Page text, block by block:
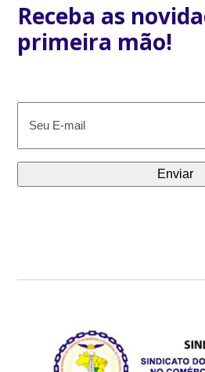
Receba as
primeira mão!
mail
(obrigatório)